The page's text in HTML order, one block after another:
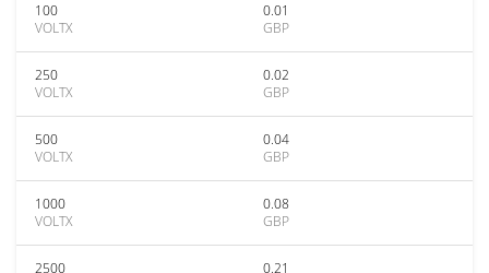
100
VOLTX
0.01
GBP
250
VOLTX
0.02
GBP
500
VOLTX
0.04
GBP
1000
VOLTX
0.08
GBP
2500
0.21